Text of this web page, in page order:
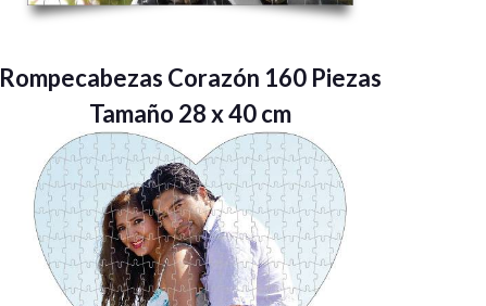
Rompecabezas Corazón 160 Piezas
Tamaño 28 x 40 cm